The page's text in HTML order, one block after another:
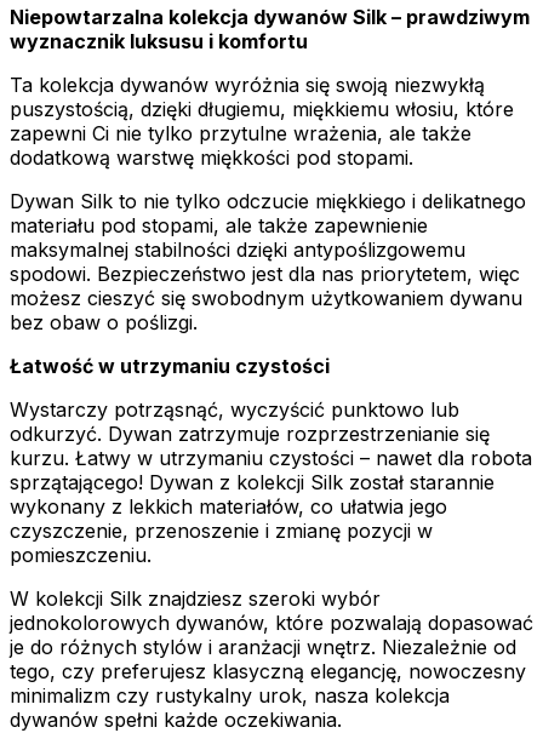
Niepowtarzalna kolekcja dywanów Silk – prawdziwym
wyznacznik luksusu i komfortu
Ta kolekcja dywanów wyróżnia się swoją niezwykłą
puszystością, dzięki długiemu, miękkiemu włosiu, które
zapewni Ci nie tylko przytulne wrażenia, ale także
dodatkową warstwę miękkości pod stopami.
Dywan Silk to nie tylko odczucie miękkiego i delikatnego
materiału pod stopami, ale także zapewnienie
maksymalnej stabilności dzięki antypoślizgowemu
spodowi. Bezpieczeństwo jest dla nas priorytetem, więc
możesz cieszyć się swobodnym użytkowaniem dywanu
bez obaw o poślizgi.
Łatwość w utrzymaniu czystości
Wystarczy potrząsnąć, wyczyścić punktowo lub
odkurzyć. Dywan zatrzymuje rozprzestrzenianie się
kurzu. Łatwy w utrzymaniu czystości – nawet dla robota
sprzątającego! Dywan z kolekcji Silk został starannie
wykonany z lekkich materiałów, co ułatwia jego
czyszczenie, przenoszenie i zmianę pozycji w
pomieszczeniu.
W kolekcji Silk znajdziesz szeroki wybór
jednokolorowych dywanów, które pozwalają dopasować
je do różnych stylów i aranżacji wnętrz. Niezależnie od
tego, czy preferujesz klasyczną elegancję, nowoczesny
minimalizm czy rustykalny urok, nasza kolekcja
dywanów spełni każde oczekiwania.